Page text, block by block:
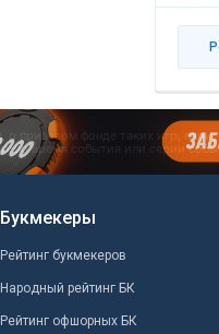
Букмекеры
Рейтинг букмекеров
Народный рейтинг БК
Рейтинг офшорных БК